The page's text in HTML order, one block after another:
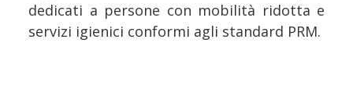
dedicati a persone con mobilità ridotta e
servizi igienici conformi agli standard PRM.